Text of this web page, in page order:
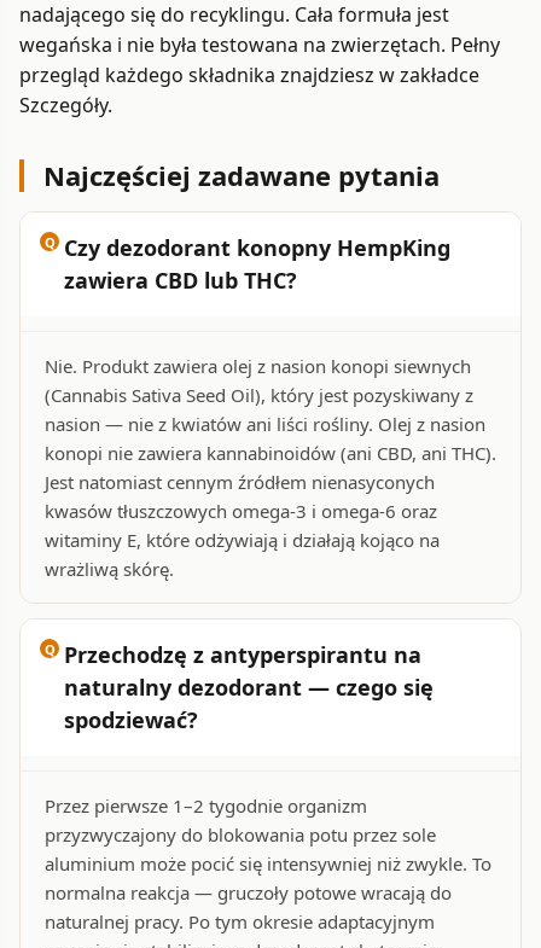
nadającego się do recyklingu. Cała formuła jest
wegańska i nie była testowana na zwierzętach. Pełny
przegląd każdego składnika znajdziesz w zakładce
Szczegóły.
Najczęściej zadawane pytania
Czy dezodorant konopny HempKing
zawiera CBD lub THC?
Nie. Produkt zawiera olej z nasion konopi siewnych
(Cannabis Sativa Seed Oil), który jest pozyskiwany z
nasion — nie z kwiatów ani liści rośliny. Olej z nasion
konopi nie zawiera kannabinoidów (ani CBD, ani THC).
Jest natomiast cennym źródłem nienasyconych
kwasów tłuszczowych omega-3 i omega-6 oraz
witaminy E, które odżywiają i działają kojąco na
wrażliwą skórę.
Przechodzę z antyperspirantu na
naturalny dezodorant — czego się
spodziewać?
Przez pierwsze 1–2 tygodnie organizm
przyzwyczajony do blokowania potu przez sole
aluminium może pocić się intensywniej niż zwykle. To
normalna reakcja — gruczoły potowe wracają do
naturalnej pracy. Po tym okresie adaptacyjnym